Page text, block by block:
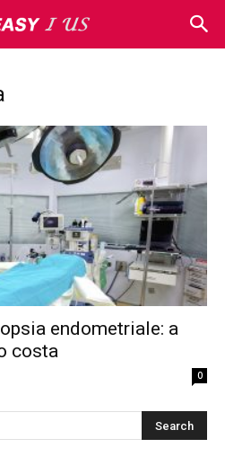
endometriale: a
costa
0